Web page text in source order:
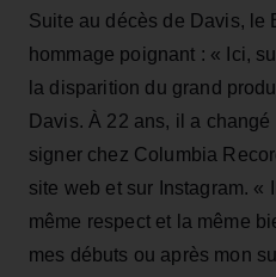
Suite au décès de Davis, le
hommage poignant : « Ici,
la disparition du grand
Davis. À 22 ans, il a
signer chez Columbia
site web et sur Instagram. «
même respect et la même
mes débuts ou après mon